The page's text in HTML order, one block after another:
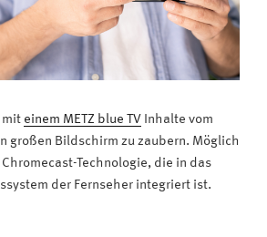
mit einem METZ blue TV Inhalte vom
großen Bildschirm zu zaubern. Möglich
Technologie, die in das
der Fernseher integriert ist.